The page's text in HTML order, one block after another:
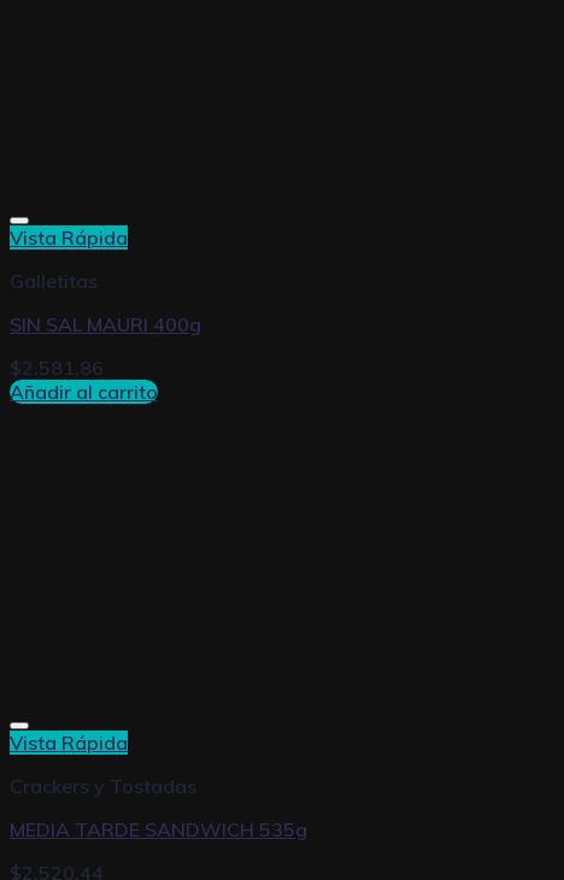
Vista Rápida
Galletitas
SIN SAL MAURI 400g
$2.581,86
Añadir al carrito
Vista Rápida
Crackers y Tostadas
MEDIA TARDE SANDWICH 535g
$2.520,44